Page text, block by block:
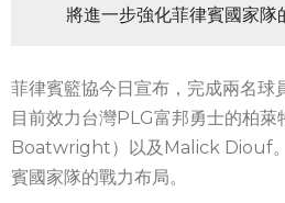
將進一步強化菲律賓國家隊
菲律賓籃協今日宣布，完成兩名球
目前效力台灣PLG富邦勇士的柏
Boatwright）以及Malick Diouf
賓國家隊的戰力布局。